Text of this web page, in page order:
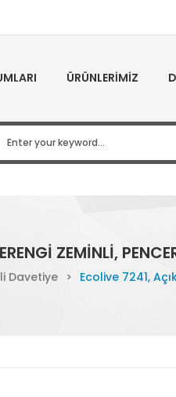
ÜRÜNLERIMIZ
ZEMINLI,
Davetiye > Ecolive 7241,